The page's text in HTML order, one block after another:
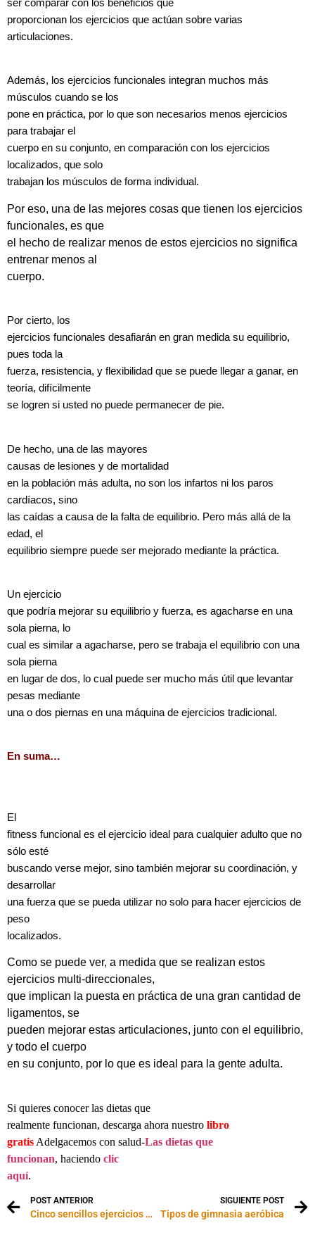
ser comparar con los beneficios que
proporcionan los ejercicios que actúan sobre varias
articulaciones.
Además, los ejercicios funcionales integran muchos más
músculos cuando se los
pone en práctica, por lo que son necesarios menos ejercicios
para trabajar el
cuerpo en su conjunto, en comparación con los ejercicios
localizados, que solo
trabajan los músculos de forma individual.
Por eso, una de las mejores cosas que tienen los ejercicios
funcionales, es que
el hecho de realizar menos de estos ejercicios no significa
entrenar menos al
cuerpo.
Por cierto, los
ejercicios funcionales desafiarán en gran medida su equilibrio,
pues toda la
fuerza, resistencia, y flexibilidad que se puede llegar a ganar, en
teoría, difícilmente
se logren si usted no puede permanecer de pie.
De hecho, una de las mayores
causas de lesiones y de mortalidad
en la población más adulta, no son los infartos ni los paros
cardíacos, sino
las caídas a causa de la falta de equilibrio. Pero más allá de la
edad, el
equilibrio siempre puede ser mejorado mediante la práctica.
Un ejercicio
que podría mejorar su equilibrio y fuerza, es agacharse en una
sola pierna, lo
cual es similar a agacharse, pero se trabaja el equilibrio con una
sola pierna
en lugar de dos, lo cual puede ser mucho más útil que levantar
pesas mediante
una o dos piernas en una máquina de ejercicios tradicional.
En suma…
El
fitness funcional es el ejercicio ideal para cualquier adulto que no
sólo esté
buscando verse mejor, sino también mejorar su coordinación, y
desarrollar
una fuerza que se pueda utilizar no solo para hacer ejercicios de
peso
localizados.
Como se puede ver, a medida que se realizan estos
ejercicios multi-direccionales,
que implican la puesta en práctica de una gran cantidad de
ligamentos, se
pueden mejorar estas articulaciones, junto con el equilibrio,
y todo el cuerpo
en su conjunto, por lo que es ideal para la gente adulta.
Si quieres conocer las dietas que
realmente funcionan, descarga ahora nuestro libro
gratis Adelgacemos con salud-Las dietas que
funcionan, haciendo clic
aquí.
POST ANTERIOR
Cinco sencillos ejercicios para tonificar los glúteos
SIGUIENTE POST
Tipos de gimnasia aeróbica